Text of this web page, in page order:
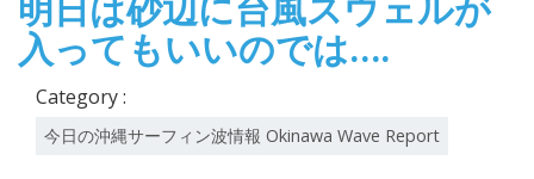
入ってもいいのでは….
Category :
今日の沖縄サーフィン波情報 Okinawa Wave Report